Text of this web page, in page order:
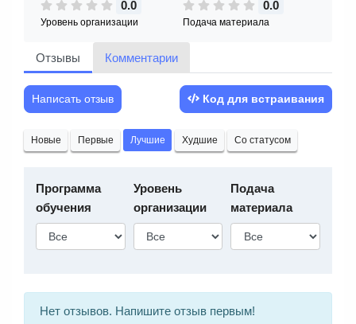
0.0
Уровень организации
0.0
Подача материала
Отзывы Комментарии
Написать отзыв Код для встраивания
Новые Первые Лучшие Худшие Со статусом
Программа
обучения
Уровень
организации
Подача
материала
Нет отзывов. Напишите отзыв первым!